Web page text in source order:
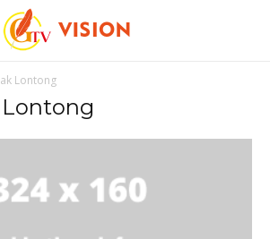
Lontong
Lontong